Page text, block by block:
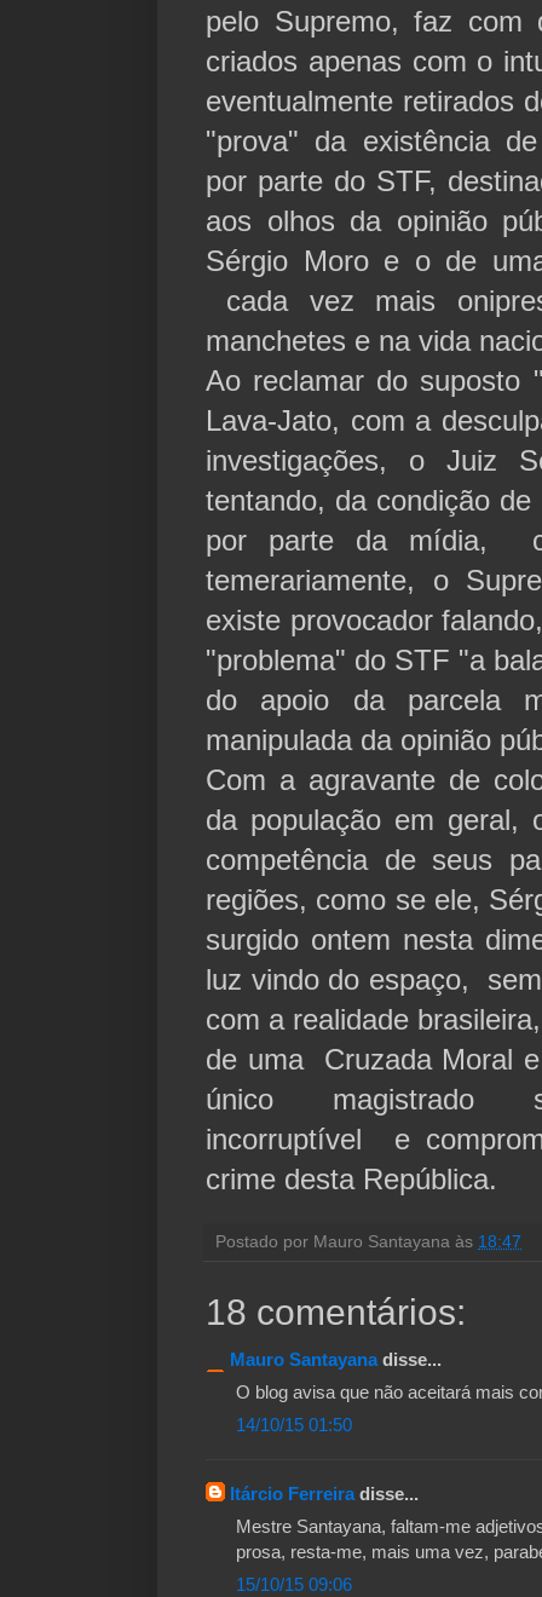
pelo Supremo, faz com
criados apenas com o
eventualmente retirados
"prova" da existência
por parte do STF,
aos olhos da opinião
Sérgio Moro e o de
cada vez mais
manchetes e na vida
Ao reclamar do suposto
Lava-Jato, com a
investigações, o Juiz
tentando, da condição
por parte da mídia,
temerariamente, o
existe provocador
"problema" do STF "a
do apoio da parcela
manipulada da opinião
Com a agravante de
da população em geral,
competência de seus
regiões, como se ele,
surgido ontem nesta
luz vindo do espaço,
com a realidade
de uma Cruzada Moral
único magistrado
incorruptível e
crime desta
Postado por Mauro Santayana às 18:47
18 comentários:
Mauro Santayanadisse...
O blog avisa que não aceitará mais
14/10/15 01:50
Itárcio Ferreiradisse...
Mestre Santayana, faltam-me
prosa, resta-me, mais uma vez,
15/10/15 09:06